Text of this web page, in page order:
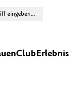
ClubErlebnis